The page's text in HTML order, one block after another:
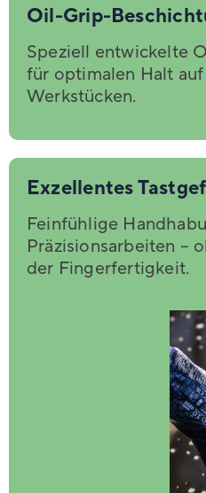
Oil-Grip-
Speziell entwickelte
für optimalen Halt
Werkstücken.
Exzellentes
Feinfühlige
Präzisionsarbeiten –
der Fingerfertigkeit.